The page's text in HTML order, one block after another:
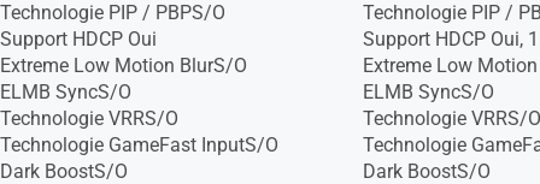
Technologie PIP / PBPS/O
Support HDCP Oui
Extreme Low Motion BlurS/O
ELMB SyncS/O
Technologie VRRS/O
Technologie GameFast InputS/O
Dark BoostS/O
Technologie PIP /
Support HDCP Oui,
Extreme Low
ELMB SyncS/O
Technologie VRRS/O
Technologie
Dark BoostS/O